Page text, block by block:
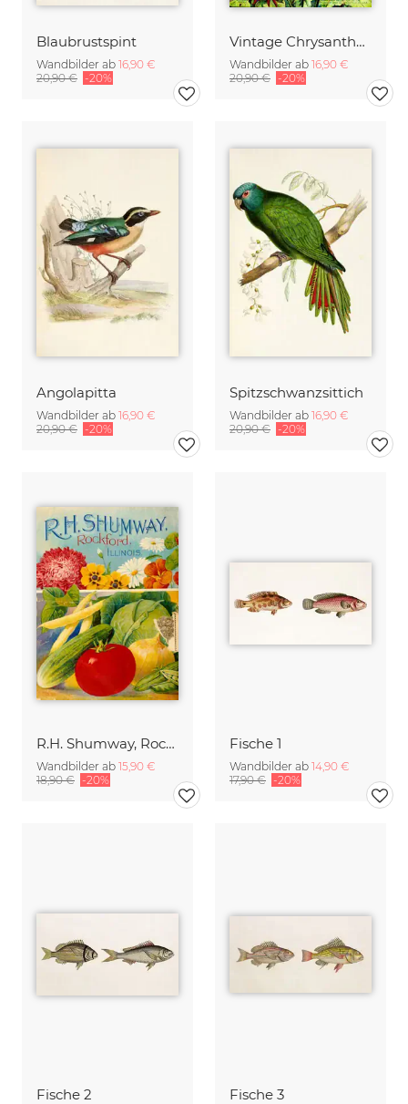
Blaubrustspint
Wandbilder ab 16,90 €
20,90 € -20%
Vintage Chrysanthemen Illu
Wandbilder ab 16,90 €
20,90 € -20%
Angolapitta
Wandbilder ab 16,90 €
20,90 € -20%
Spitzschwanzsittich
Wandbilder ab 16,90 €
20,90 € -20%
R.H. Shumway, Rockford, Illimois
Wandbilder ab 15,90 €
18,90 € -20%
Fische 1
Wandbilder ab 14,90 €
17,90 € -20%
Fische 2 Fische 3